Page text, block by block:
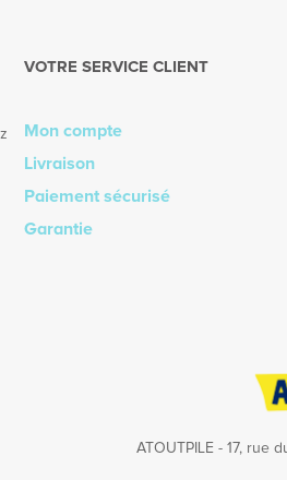
VOTRE SERVICE CLIENT
Mon compte
Livraison
Paiement sécurisé
Garantie
ATOUTPILE - 17, rue